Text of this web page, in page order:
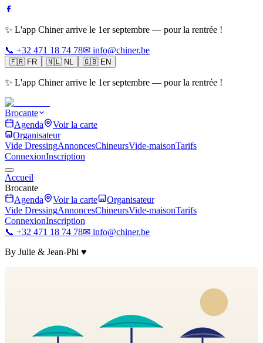
✨ L'app Chiner arrive le 1er septembre — pour la rentrée !
📞 +32 471 18 74 78✉ info@chiner.be
🇫🇷 FR 🇳🇱 NL 🇬🇧 EN
✨ L'app Chiner arrive le 1er septembre — pour la rentrée !
Brocante
Agenda
Voir la carte
Organisateur
Vide DressingAnnoncesChineursVide-maisonTarifs
ConnexionInscription
Accueil
Brocante
Agenda
Voir la carte
Organisateur
Vide DressingAnnoncesChineursVide-maisonTarifs
ConnexionInscription
📞 +32 471 18 74 78✉ info@chiner.be
By Julie & Jean-Phi ♥